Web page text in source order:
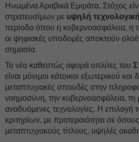
Ηνωμένα Αραβικά Εμιράτα. Στόχος
στρατευσίμων με υψηλή
περίοδο όπου η κυβερνοασφάλεια, η
οι ψηφιακές υποδομές αποκτούν
σημασία.
Το νέο καθεστώς αφορά οπλίτες του
είναι μόνιμοι κάτοικοι εξωτερικού και
μεταπτυχιακές σπουδές στην
νοημοσύνη, την κυβερνοασφάλεια, τη
αναδυόμενες τεχνολογίες. Η επιλογή
κριτηρίων, με προτεραιότητα σε
μεταπτυχιακούς τίτλους, υψηλές